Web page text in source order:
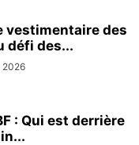
vestimentaire des
défi des...
2026
: Qui est derrière